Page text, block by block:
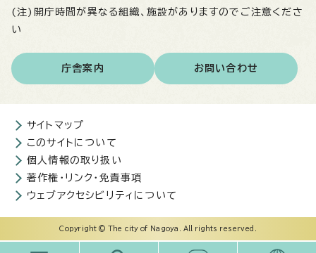
(注)開庁時間が異なる組織、施設がありますのでご注意くださ
い
庁舎案内 お問い合わせ
サイトマップ
このサイトについて
個人情報の取り扱い
著作権・リンク・免責事項
ウェブアクセシビリティについて
Copyright © The city of Nagoya. All rights reserved.